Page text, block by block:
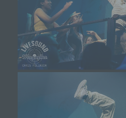
Deaktiviert die betroffene
Cookies in dem genutzten
unter Umständen nicht alle
Internetseite vollumfänglich
Erfassung von allgemeinen
Informationen
Die Internetseite erfasst mit
Internetseite durch eine
automatisiertes System eine
Daten und Informationen.